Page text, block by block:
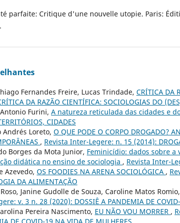
parfaite: Critique d'une nouvelle utopie. Paris:
Fernandes Freire, Lucas Trindade, CRÍTICA DA
DA RAZÃO CIENTÍFICA: SOCIOLOGIAS DO
Furini, A natureza reticulada das cidades e
CIDADES
Andrés Loreto, O QUE PODE O CORPO DROGADO?
, Revista Inter-Legere: n. 15 (2014):
Borges da Mota Junior, Feminicídio: dados sobre
didática no ensino de sociologia , Revista Inter-
Azevedo, OS FOODIES NA ARENA SOCIOLÓGICA ,
DA ALIMENTAÇÃO
Janine Gudolle de Souza, Caroline Matos
v. 3 n. 28 (2020): DOSSIÊ A PANDEMIA DE
Pereira Nascimento, EU NÃO VOU MORRER ,
DE COVID-19 NA VIDA DE MULHERES